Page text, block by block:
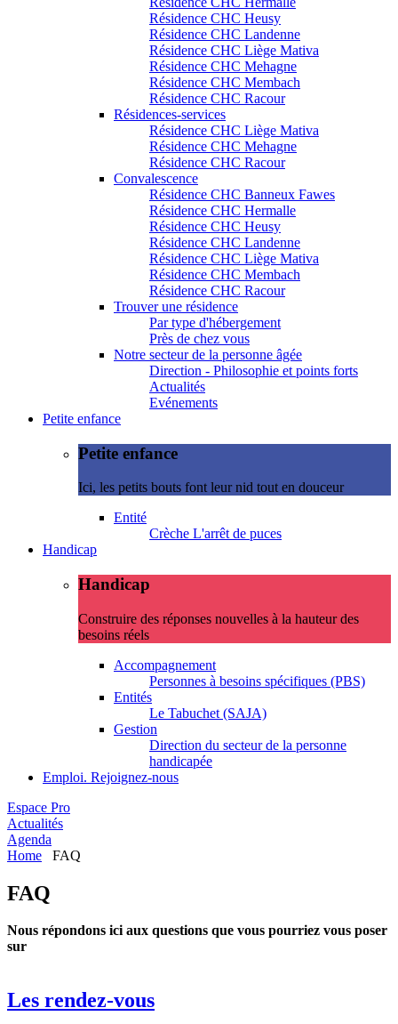
Résidence CHC Heusy
Résidence CHC Landenne
Résidence CHC Liège Mativa
Résidence CHC Mehagne
Résidence CHC Membach
Résidence CHC Racour
Résidences-services
Résidence CHC Liège Mativa
Résidence CHC Mehagne
Résidence CHC Racour
Convalescence
Résidence CHC Banneux Fawes
Résidence CHC Hermalle
Résidence CHC Heusy
Résidence CHC Landenne
Résidence CHC Liège Mativa
Résidence CHC Membach
Résidence CHC Racour
Trouver une résidence
Par type d'hébergement
Près de chez vous
Notre secteur de la personne âgée
Direction - Philosophie et points forts
Actualités
Evénements
Petite enfance
Petite enfance
Ici, les petits bouts font leur nid tout en douceur
Entité
Crèche L'arrêt de puces
Handicap
Handicap
Construire des réponses nouvelles à la hauteur des
besoins réels
Accompagnement
Personnes à besoins spécifiques (PBS)
Entités
Le Tabuchet (SAJA)
Gestion
Direction du secteur de la personne
handicapée
Emploi. Rejoignez-nous
Espace Pro
Actualités
Agenda
Home
FAQ
FAQ
Nous répondons ici aux questions que vous pourriez vous poser
sur
Les rendez-vous